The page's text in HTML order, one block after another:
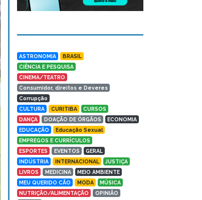
ASTRONOMIA
BRASIL
CIÊNCIA E PESQUISA
CINEMA/TEATRO
Consumidor, direitos e Deveres
Corrupção
CULTURA
CURITIBA
CURSOS
DANÇA
DOAÇÃO DE ÓRGÃOS
ECONOMIA
EDUCAÇÃO
Educação Sexual
EMPREGOS E CURRÍCULOS
ESPORTES
EVENTOS
GERAL
INDÚSTRIA
INTERNACIONAL
JUSTIÇA
LIVROS
MEDICINA
MEIO AMBIENTE
MEU QUERIDO CÃO
MODA
MÚSICA
NUTRIÇÃO/ALIMENTAÇÃO
OPINIÃO